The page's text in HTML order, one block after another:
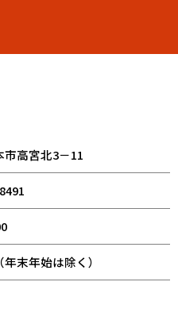
市高宮北3－11
末年始は除く）